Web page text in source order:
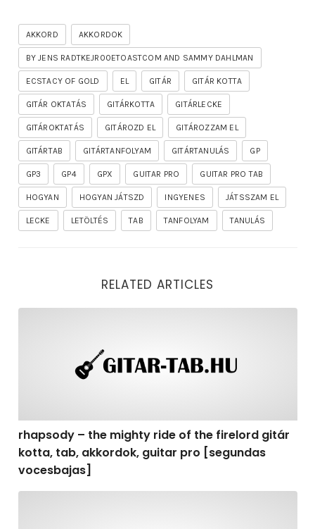
AKKORD AKKORDOK
BY JENS RADTKEJR00ETOASTCOM AND SAMMY DAHLMAN
ECSTACY OF GOLD EL GITÁR GITÁR KOTTA
GITÁR OKTATÁS GITÁRKOTTA GITÁRLECKE
GITÁROKTATÁS GITÁROZD EL GITÁROZZAM EL
GITÁRTAB GITÁRTANFOLYAM GITÁRTANULÁS GP
GP3 GP4 GPX GUITAR PRO GUITAR PRO TAB
HOGYAN HOGYAN JÁTSZD INGYENES JÁTSSZAM EL
LECKE LETÖLTÉS TAB TANFOLYAM TANULÁS
RELATED ARTICLES
rhapsody – the mighty ride of the firelord gitár
kotta, tab, akkordok, guitar pro [segundas
vocesbajas]